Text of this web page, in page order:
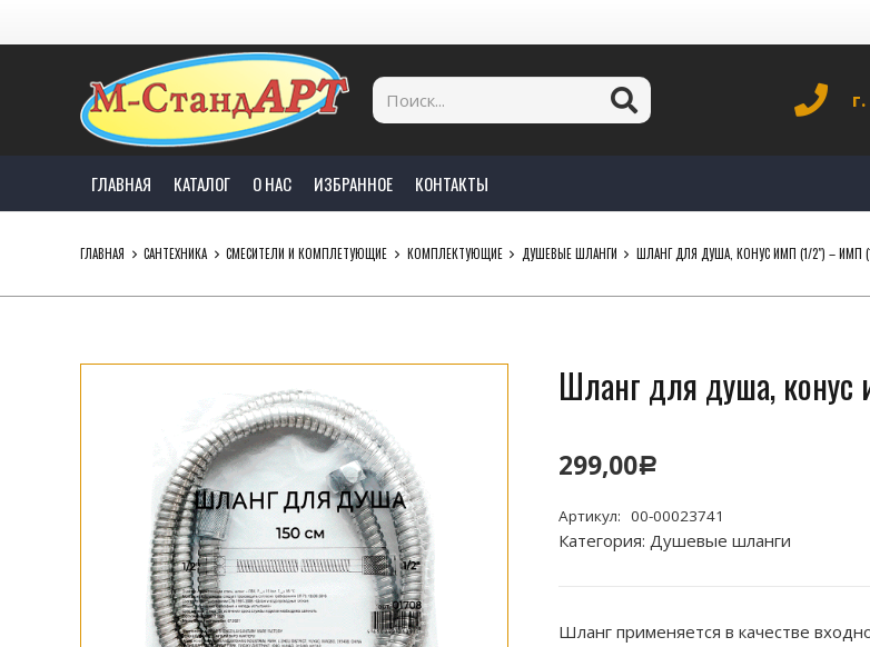
ГЛАВНАЯ КАТАЛОГ О НАС ИЗБРАННОЕ КОНТАКТЫ
ГЛАВНАЯ САНТЕХНИКА СМЕСИТЕЛИ И КОМПЛЕТУЮЩИЕ КОМПЛЕКТУЮЩИЕ ДУШЕВЫЕ ШЛАНГИ ШЛАНГ ДЛЯ ДУША, КОНУС ИМП (1/2″) – ИМП
Шланг для душа, конус
299,00Р
Артикул: 00-00023741
Категория: Душевые шланги
Шланг применяется в качестве